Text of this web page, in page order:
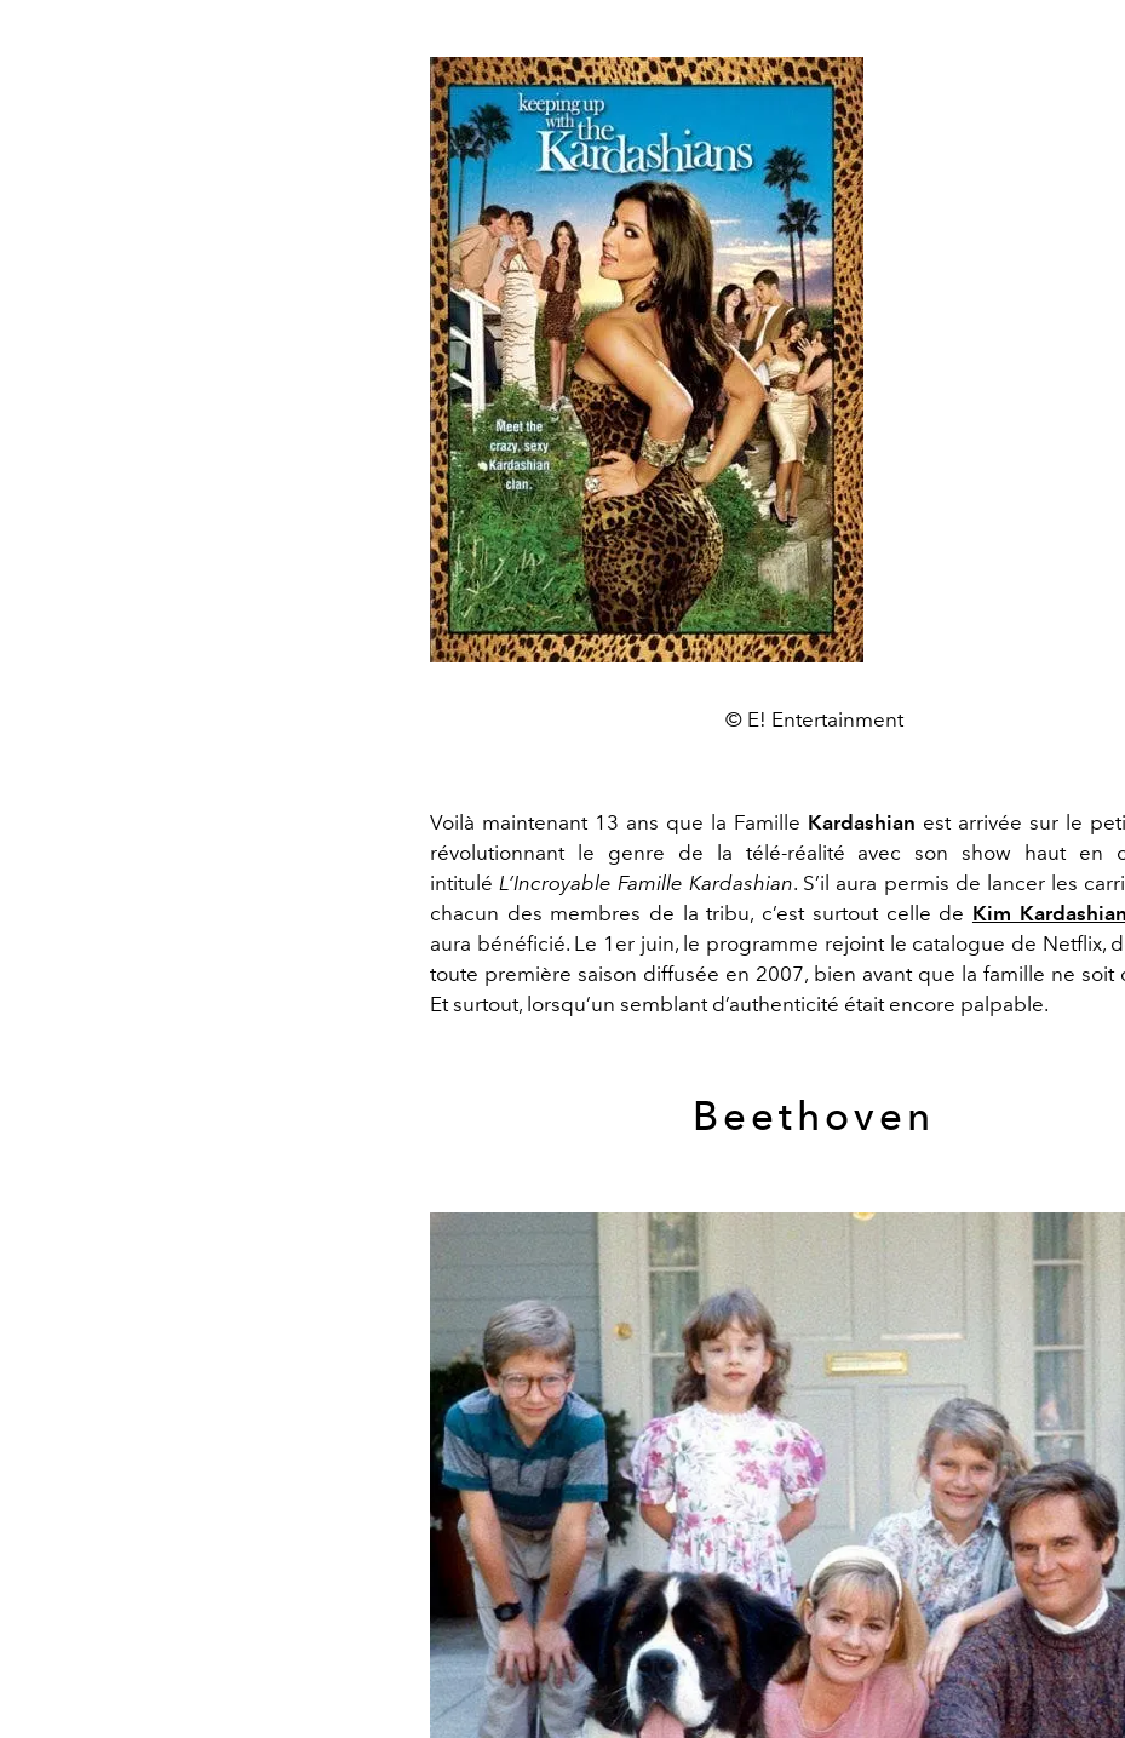
© E! Entertainment
Voilà maintenant 13 ans que la Famille Kardashian est arrivée sur le
révolutionnant le genre de la télé-réalité avec son show haut en
intitulé L’Incroyable Famille Kardashian. S’il aura permis de lancer les
chacun des membres de la tribu, c’est surtout celle de Kim Kardashian
aura bénéficié. Le 1er juin, le programme rejoint le catalogue de Netflix,
toute première saison diffusée en 2007, bien avant que la famille ne soit
Et surtout, lorsqu’un semblant d’authenticité était encore palpable.
Beethoven